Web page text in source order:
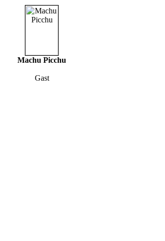
Machu Picchu
Gast